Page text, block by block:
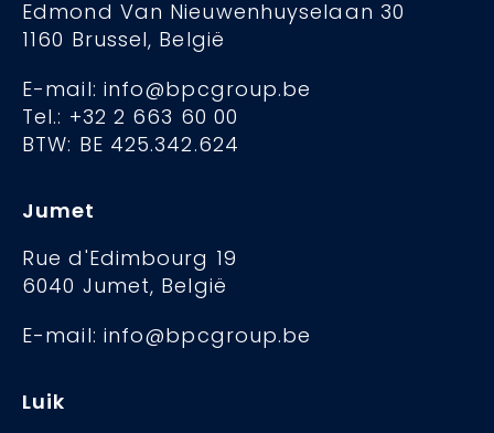
Edmond Van Nieuwenhuyselaan 30
1160 Brussel, België
E-mail: info@bpcgroup.be
Tel.: +32 2 663 60 00
BTW: BE 425.342.624
Jumet
Rue d'Edimbourg 19
6040 Jumet, België
E-mail: info@bpcgroup.be
Luik